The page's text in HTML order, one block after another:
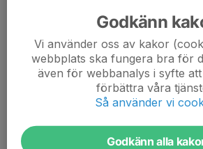
Licenserad PT
Jobbar som Scrum master (coach)
Jag har Lucas 9 år i P16/17 laget
Godkänn
Vi använder oss av kakor
webbplats ska fungera bra för
även för webbanalys i syfte
förbättra våra
Så använder vi
Godkänn alla